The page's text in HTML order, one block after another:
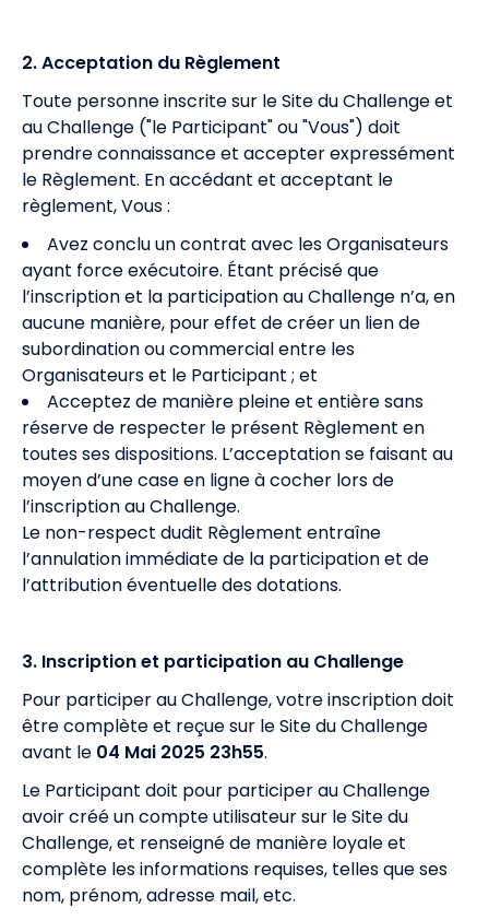
2.Acceptation du Règlement
Toute personne inscrite sur le Site du Challenge et
au Challenge ("le Participant" ou "Vous") doit
prendre connaissance et accepter expressément
le Règlement. En accédant et acceptant le
règlement, Vous :
Avez conclu un contrat avec les Organisateurs
ayant force exécutoire. Étant précisé que
l’inscription et la participation au Challenge n’a, en
aucune manière, pour effet de créer un lien de
subordination ou commercial entre les
Organisateurs et le Participant ; et
Acceptez de manière pleine et entière sans
réserve de respecter le présent Règlement en
toutes ses dispositions. L’acceptation se faisant au
moyen d’une case en ligne à cocher lors de
l’inscription au Challenge.
Le non-respect dudit Règlement entraîne
l’annulation immédiate de la participation et de
l’attribution éventuelle des dotations.
3. Inscription et participation au Challenge
Pour participer au Challenge, votre inscription doit
être complète et reçue sur le Site du Challenge
avant le 04 Mai 2025 23h55.
Le Participant doit pour participer au Challenge
avoir créé un compte utilisateur sur le Site du
Challenge, et renseigné de manière loyale et
complète les informations requises, telles que ses
nom, prénom, adresse mail, etc.